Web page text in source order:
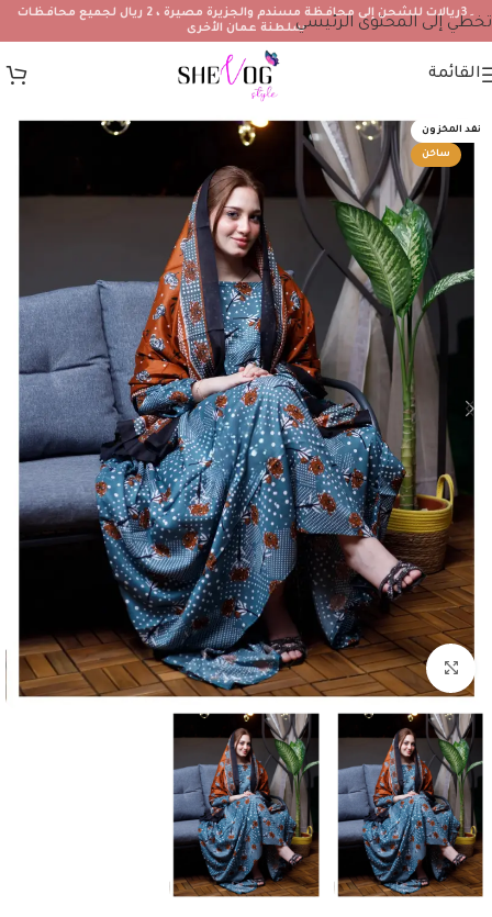
تخطي إلى المحتوى الرئيسي
۔3ريالات للشحن إلى محافظة مسندم والجزيرة مصيرة ، 2 ريال لجميع محافظات
سلطنة عمان الأخرى
القائمة
نفد المخزون
ساخن
انقر للتكبير